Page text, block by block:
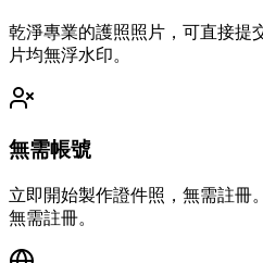
乾淨專業的護照照片，可直接提
片均無浮水印。
無需帳號
立即開始製作證件照，無需註冊
無需註冊。